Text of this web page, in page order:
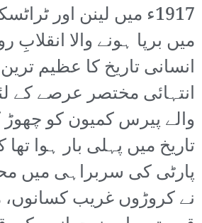
1917ء میں لینن اور
میں برپا ہونے والا انقلابِ
انسانی تاریخ کا عظیم
انتہائی مختصر عرصے کے
والے پیرس کمیون کو چھوڑ
تاریخ میں پہلی بار ہوا
پارٹی کی سربراہی میں
نے کروڑوں غریب